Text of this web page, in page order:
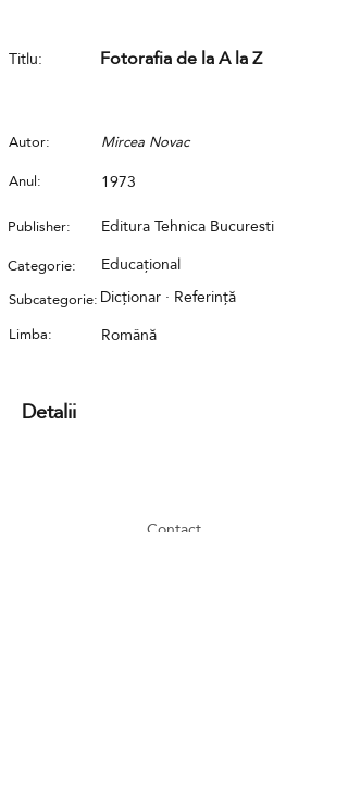
Titlu: Fotorafia de la A la Z
Autor:
Mircea Novac
Anul:
1973
Publisher: Editura Tehnica Bucuresti
Categorie: Educațional
Subcategorie: Dicționar · Referință
Limba: Română
Detalii
Contact